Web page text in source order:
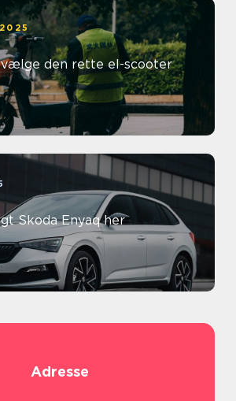
den rette el-scooter
Skoda Enyaq her
Adresse